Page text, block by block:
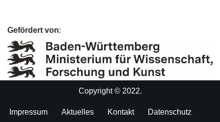
Gefördert von:
Copyright © 2022.
Impressum Aktuelles Kontakt Datenschutz